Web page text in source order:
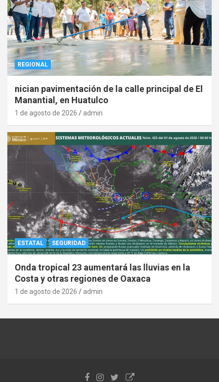
REGIONAL
nician pavimentación de la calle principal de El
Manantial, en Huatulco
1 de agosto de 2026 admin
ESTATAL SEGURIDAD
Onda tropical 23 aumentará las lluvias en la
Costa y otras regiones de Oaxaca
1 de agosto de 2026 admin